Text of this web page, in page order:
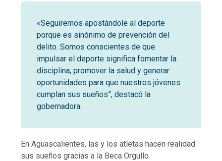
«Seguiremos apostándole al deporte
porque es sinónimo de prevención del
delito. Somos conscientes de que
impulsar el deporte significa fomentar la
disciplina, promover la salud y generar
oportunidades para que nuestros jóvenes
cumplan sus sueños”, destacó la
gobernadora.
En Aguascalientes, las y los atletas hacen realidad
sus sueños gracias a la Beca Orgullo